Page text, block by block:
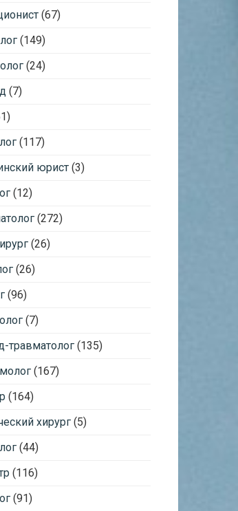
(67)
(149)
(24)
(7)
(117)
юрист (3)
(12)
(272)
(26)
(26)
(96)
(7)
травматолог (135)
(167)
(164)
хирург (5)
(44)
(116)
(91)